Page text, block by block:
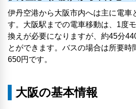
伊丹空港から大阪市内へは主に電車
す。大阪駅までの電車移動は、1度
換えが必要になりますが、約45分
とができます。バスの場合は所要時
650円です。
大阪の基本情報